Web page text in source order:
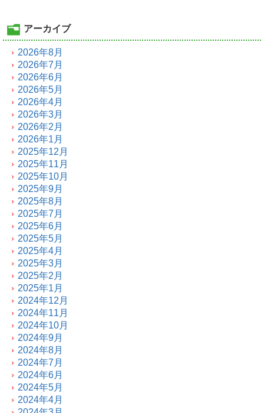
アーカイブ
2026年8月
2026年7月
2026年6月
2026年5月
2026年4月
2026年3月
2026年2月
2026年1月
2025年12月
2025年11月
2025年10月
2025年9月
2025年8月
2025年7月
2025年6月
2025年5月
2025年4月
2025年3月
2025年2月
2025年1月
2024年12月
2024年11月
2024年10月
2024年9月
2024年8月
2024年7月
2024年6月
2024年5月
2024年4月